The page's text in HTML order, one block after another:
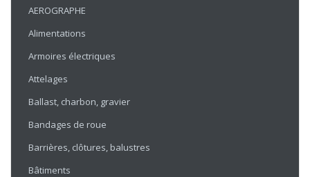
AEROGRAPHE
Alimentations
Armoires électriques
Attelages
Ballast, charbon, gravier
Bandages de roue
Barrières, clôtures, balustres
Bâtiments